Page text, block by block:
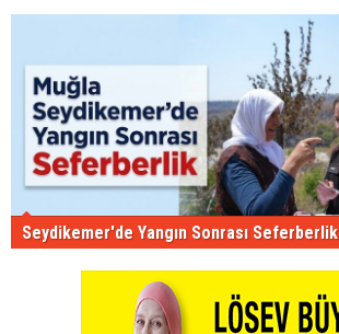
Seydikemer'de Yangın Sonrası Seferberlik